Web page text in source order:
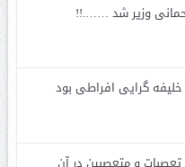
وزیر شد …….!!
خلیفه گرایی افراطی بود